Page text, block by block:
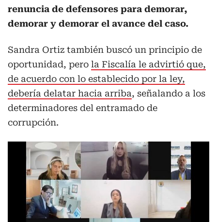
renuncia de defensores para demorar,
demorar y demorar el avance del caso.
Sandra Ortiz también buscó un principio de
oportunidad, pero la Fiscalía le advirtió que,
de acuerdo con lo establecido por la ley,
debería delatar hacia arriba, señalando a los
determinadores del entramado de
corrupción.